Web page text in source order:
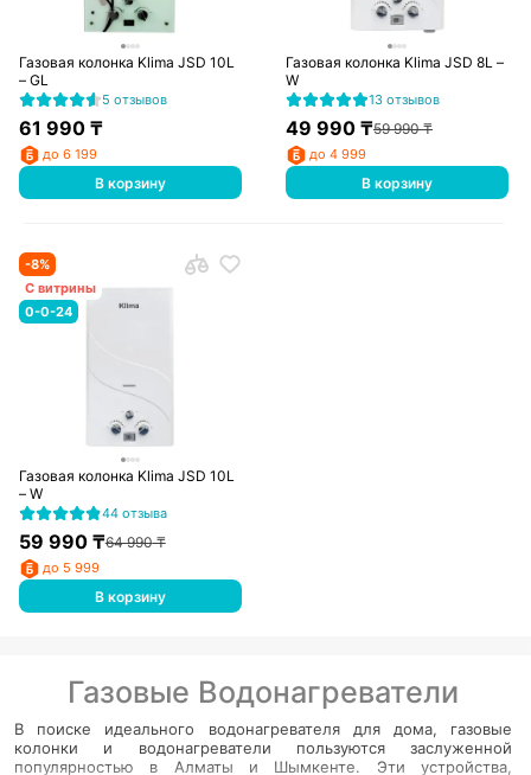
Газовая колонка Klima JSD 10L
– GL
5 отзывов
61 990₸
до 6 199
В корзину
Газовая колонка Klima JSD 8L –
W
13 отзывов
49 990 ₸59 990₸
до 4 999
В корзину
-8%
С витрины
0-0-24
Газовая колонка Klima JSD 10L
– W
44 отзыва
59 990₸64 990₸
до 5 999
В корзину
Газовые Водонагреватели
В поиске идеального водонагревателя для дома, газовые
колонки и водонагреватели пользуются заслуженной
популярностью в Алматы и Шымкенте. Эти устройства,